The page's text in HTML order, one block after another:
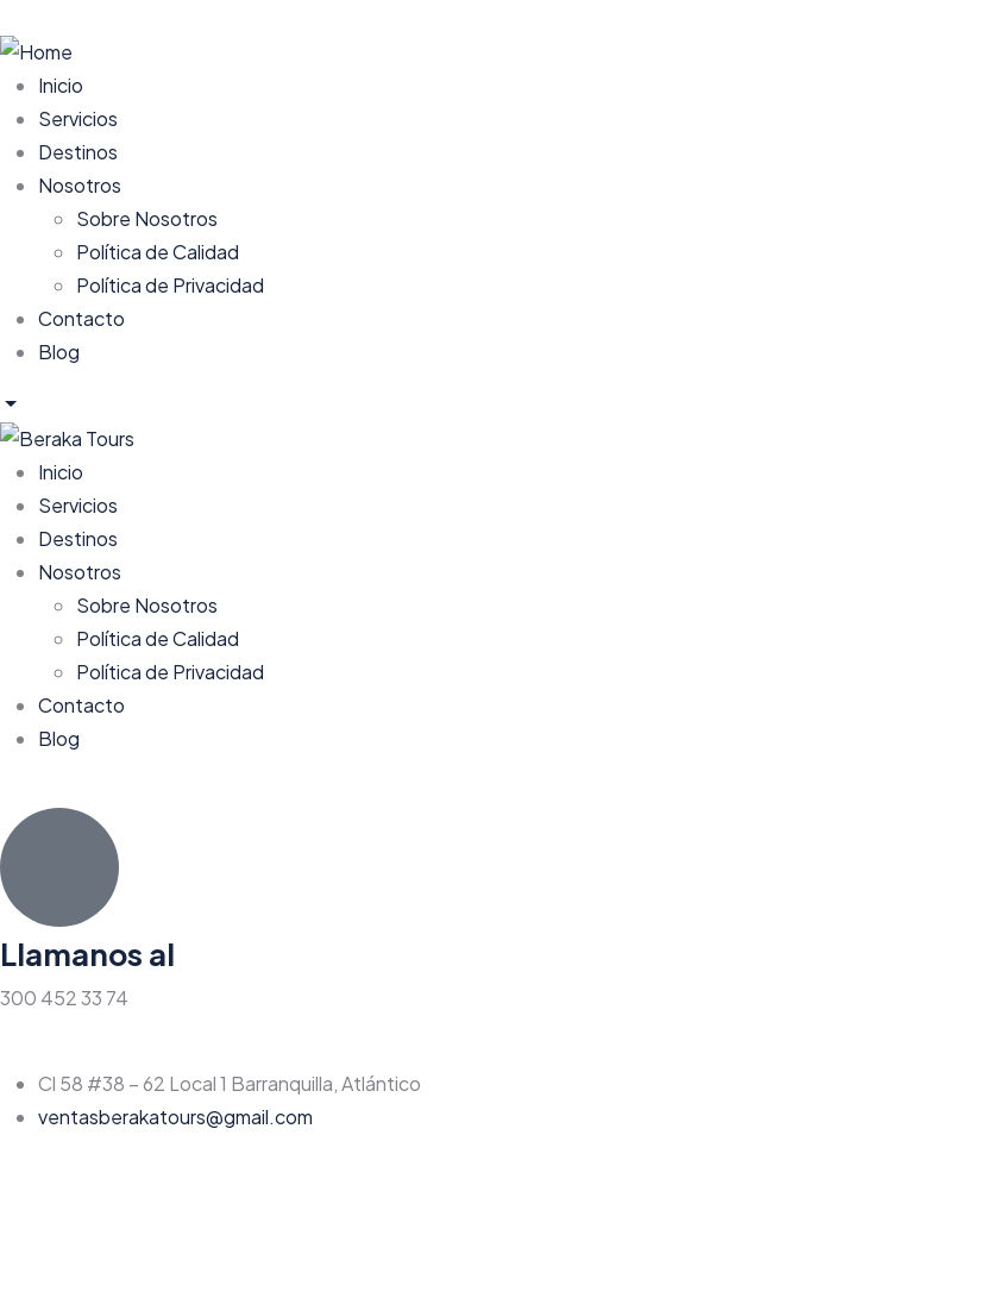
Inicio
Servicios
Destinos
Nosotros
Sobre Nosotros
Política de Calidad
Política de Privacidad
Contacto
Blog
Inicio
Servicios
Destinos
Nosotros
Sobre Nosotros
Política de Calidad
Política de Privacidad
Contacto
Blog
Llamanos al
300 452 33 74
Cl 58 #38 – 62 Local 1 Barranquilla, Atlántico
ventasberakatours@gmail.com